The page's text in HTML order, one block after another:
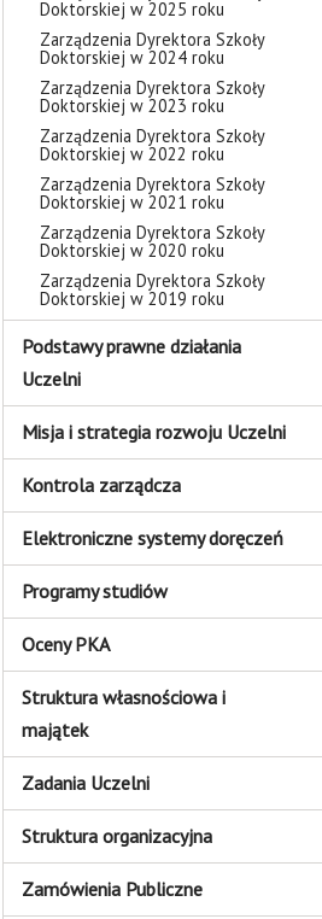
Doktorskiej w 2025 roku
Zarządzenia Dyrektora Szkoły
Doktorskiej w 2024 roku
Zarządzenia Dyrektora Szkoły
Doktorskiej w 2023 roku
Zarządzenia Dyrektora Szkoły
Doktorskiej w 2022 roku
Zarządzenia Dyrektora Szkoły
Doktorskiej w 2021 roku
Zarządzenia Dyrektora Szkoły
Doktorskiej w 2020 roku
Zarządzenia Dyrektora Szkoły
Doktorskiej w 2019 roku
Podstawy prawne działania
Uczelni
Misja i strategia rozwoju Uczelni
Kontrola zarządcza
Elektroniczne systemy doręczeń
Programy studiów
Oceny PKA
Struktura własnościowa i
majątek
Zadania Uczelni
Struktura organizacyjna
Zamówienia Publiczne